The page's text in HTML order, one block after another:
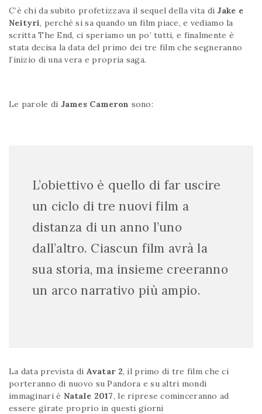
C’è chi da subito profetizzava il sequel della vita di Jake e
Neityri, perché si sa quando un film piace, e vediamo la
scritta The End, ci speriamo un po’ tutti, e finalmente è
stata decisa la data del primo dei tre film che segneranno
l’inizio di una vera e propria saga.
Le parole di James Cameron sono:
L’obiettivo è quello di far uscire
un ciclo di tre nuovi film a
distanza di un anno l’uno
dall’altro. Ciascun film avrà la
sua storia, ma insieme creeranno
un arco narrativo più ampio.
La data prevista di Avatar 2, il primo di tre film che ci
porteranno di nuovo su Pandora e su altri mondi
immaginari è Natale 2017, le riprese cominceranno ad
essere girate proprio in questi giorni